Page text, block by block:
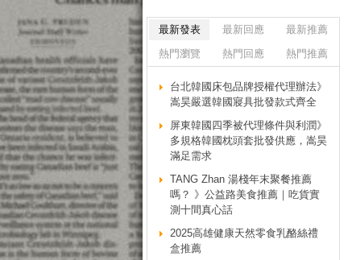
最新發表 最新回應
最新推薦
熱門瀏覽
熱門回應 熱門推薦
台北韓國床包品牌授權代理辦法》
嵩昊嚴選韓國寢具批發款式齊全
屏東韓國四季被代理條件與利潤》
多規格韓國枕頭套批發供應，嵩昊
滿足需求
TANG Zhan 湯棧年末聚餐推薦
嗎？ 》公益路美食推薦｜吃貨實
測十間真心話
2025高雄健康天然零食乳酪絲禮
盒推薦